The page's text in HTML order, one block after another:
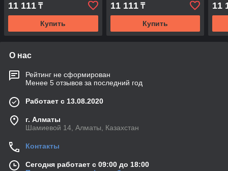
11 111 ₸
Купить
11 111₸
Купить
11
О нас
Рейтинг не сформирован
Менее 5 отзывов за последний год
Работает с 13.08.2020
г. Алматы
Шамиевой 14, Алматы, Казахстан
Контакты
Сегодня работает с 09:00 до 18:00